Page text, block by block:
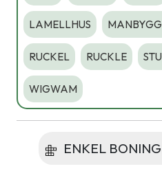
LAMELLHUS
RUCKEL RUCKLE
WIGWAM
ENKEL BONING